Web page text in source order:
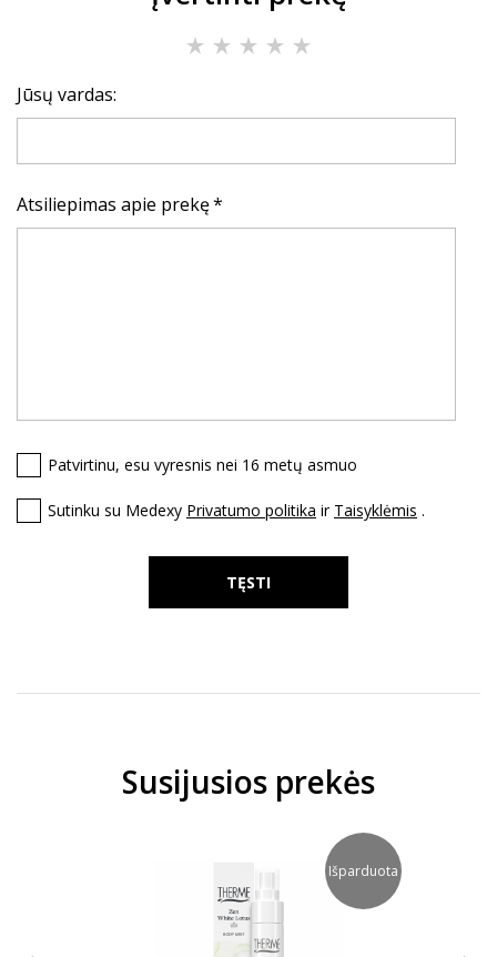
Jūsų vardas:
Atsiliepimas apie prekę
Patvirtinu, esu vyresnis nei 16 metų asmuo
Sutinku su Medexy Privatumo politika ir Taisyklėmis .
TĘSTI
Susijusios prekės
Išparduota